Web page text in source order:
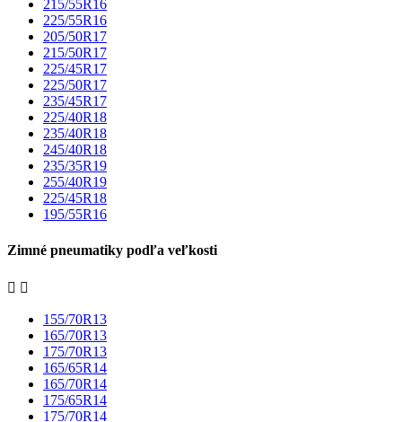
215/55R16
225/55R16
205/50R17
215/50R17
225/45R17
225/50R17
235/45R17
225/40R18
235/40R18
245/40R18
235/35R19
255/40R19
225/45R18
195/55R16
Zimné pneumatiky podľa veľkosti
 
155/70R13
165/70R13
175/70R13
165/65R14
165/70R14
175/65R14
175/70R14